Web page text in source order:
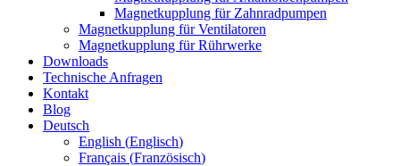
Magnetkupplung für Zahnradpumpen
Magnetkupplung für Ventilatoren
Magnetkupplung für Rührwerke
Downloads
Technische Anfragen
Kontakt
Blog
Deutsch
English (Englisch)
Français (Französisch)